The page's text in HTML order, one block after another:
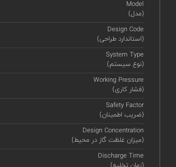
Model
(مدل)
Design Code
(استاندارد طراحی)
System Type
(نوع سیستم)
Working Pressure
(فشار کاری)
Safety Factor
(ضریب اطمینان)
Design Concentration
(میزان غلظت گاز در محیط)
Discharge Time
(زمان تخلیه)